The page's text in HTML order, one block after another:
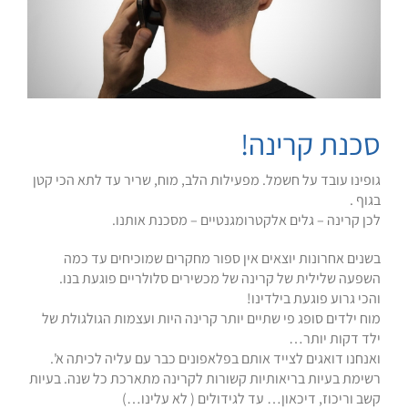
סכנת קרינה!
גופינו עובד על חשמל. מפעילות הלב, מוח, שריר עד לתא הכי קטן
בגוף .
לכן קרינה – גלים אלקטרומגנטיים – מסכנת אותנו.
בשנים אחרונות יוצאים אין ספור מחקרים שמוכיחים עד כמה
השפעה שלילית של קרינה של מכשירים סלולריים פוגעת בנו.
והכי גרוע פוגעת בילדינו!
מוח ילדים סופג פי שתיים יותר קרינה היות ועצמות הגולגולת של
ילד דקות יותר…
ואנחנו דואגים לצייד אותם בפלאפונים כבר עם עליה לכיתה א'.
רשימת בעיות בריאותיות קשורות לקרינה מתארכת כל שנה. בעיות
קשב וריכוז, דיכאון… עד לגידולים ( לא עלינו…)